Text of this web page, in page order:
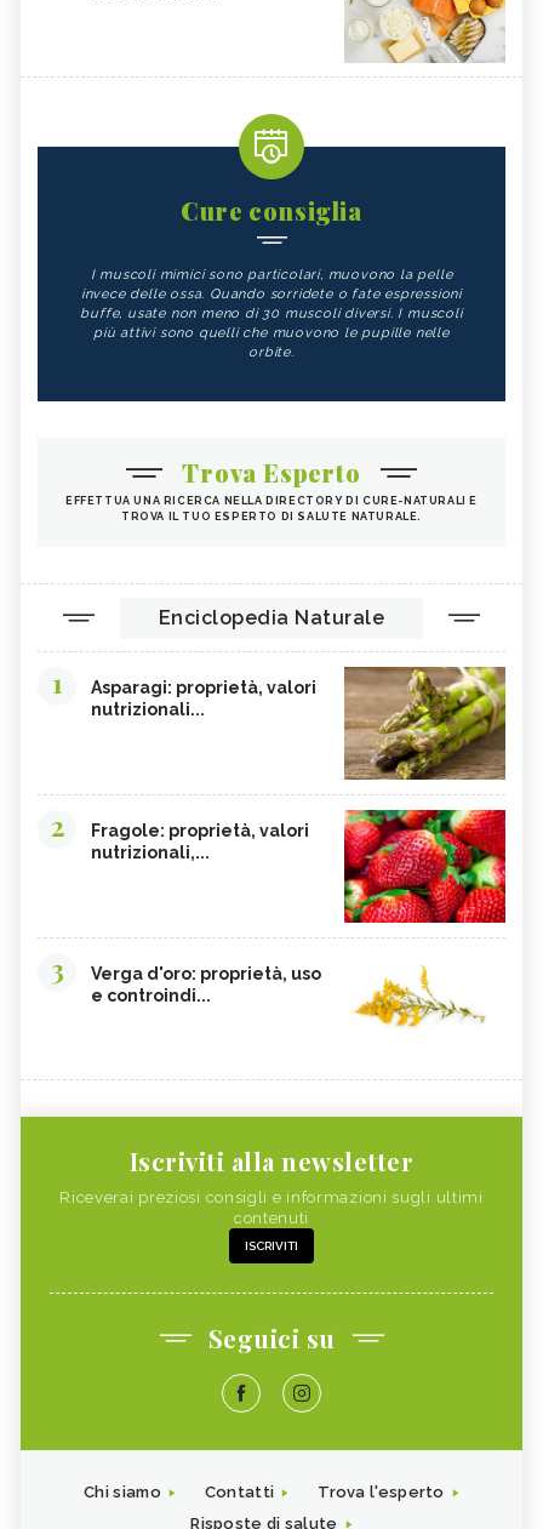
Cure consiglia
I muscoli mimici sono particolari, muovono la pelle
invece delle ossa. Quando sorridete o fate espressioni
buffe, usate non meno di 30 muscoli diversi. I muscoli
più attivi sono quelli che muovono le pupille nelle
orbite.
Trova Esperto
EFFETTUA UNA RICERCA NELLA DIRECTORY DI CURE-NATURALI E
TROVA IL TUO ESPERTO DI SALUTE NATURALE.
Enciclopedia Naturale
1
Asparagi: proprietà, valori
nutrizionali...
2
Fragole: proprietà, valori
nutrizionali,...
3
Verga d'oro: proprietà, uso
e controindi...
Iscriviti alla newsletter
Riceverai preziosi consigli e informazioni sugli ultimi
contenuti
ISCRIVITI
Seguici su
Chi siamo Contatti
Trova l'esperto
Risposte di salute